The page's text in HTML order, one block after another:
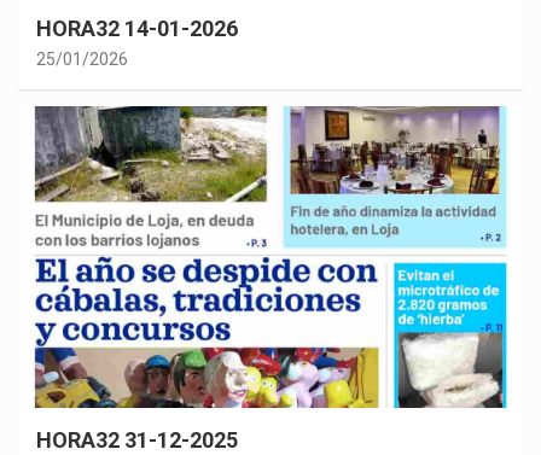
HORA32 14-01-2026
25/01/2026
HORA32 31-12-2025